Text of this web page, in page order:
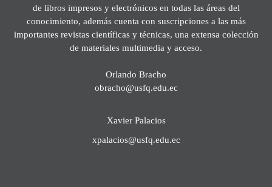
de libros impresos y electrónicos en todas las áreas del
conocimiento, además cuenta con suscripciones a las más
importantes revistas científicas y técnicas, una extensa colección
de materiales multimedia y acceso.
Orlando Bracho
obracho@usfq.edu.ec
Xavier Palacios
xpalacios@usfq.edu.ec